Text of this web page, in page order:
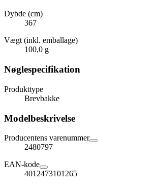
Dybde (cm)
367
Vægt (inkl. emballage)
100,0 g
Nøglespecifikation
Produkttype
Brevbakke
Modelbeskrivelse
Producentens varenummer
2480797
EAN-kode
4012473101265